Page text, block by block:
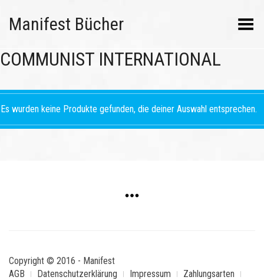
Manifest Bücher Menü umschalten
COMMUNIST INTERNATIONAL
Es wurden keine Produkte gefunden, die deiner Auswahl entsprechen.
Copyright © 2016 - Manifest
AGB
Datenschutzerklärung Impressum
Zahlungsarten